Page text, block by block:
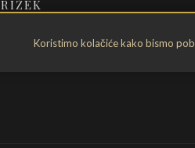
Koristimo kolačiće kako bismo